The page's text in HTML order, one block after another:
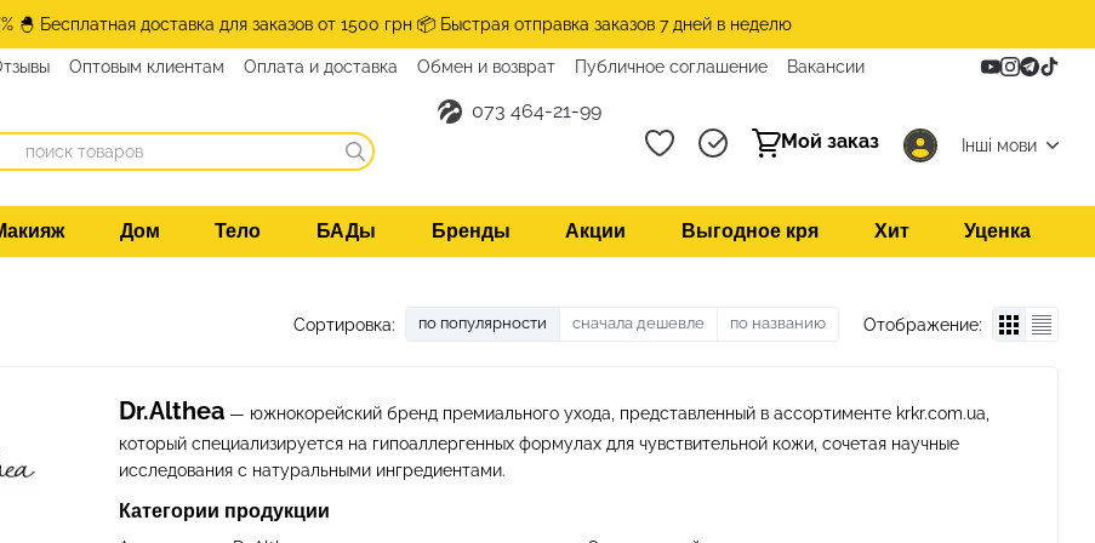
🐣 Бесплатная доставка для заказов от 1500 грн 📦 Быстрая отправка заказов 7 дней в неделю
Оптовым клиентам Оплата и доставка Обмен и возврат Публичное соглашение
Вакансии
073 464-21-99
Мой заказ
Інші мови
Дом Тело БАДы Бренды Акции Выгодное кря Хит Уценка
Сортировка: по популярности сначала дешевле по названию Отображение:
Dr.Althea — южнокорейский бренд премиального ухода, представленный в ассортименте krkr.com.ua,
который специализируется на гипоаллергенных формулах для чувствительной кожи, сочетая научные
исследования с натуральными ингредиентами.
Категории продукции